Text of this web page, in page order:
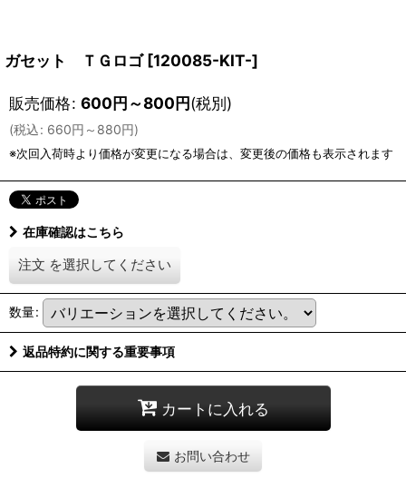
ガセット ＴＧロゴ [120085-KIT-]
販売価格: 600円～800円(税別)
(税込: 660円 ～880円)
在庫確認はこちら
注文 を選択してください
数量:
返品特約に関する重要事項
カートに入れる
お問い合わせ